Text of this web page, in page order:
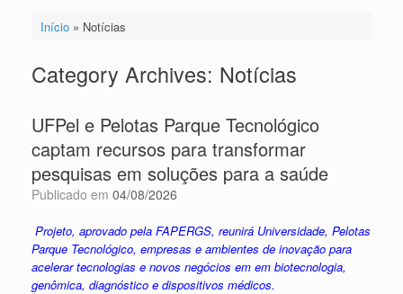
Início» Notícias
Category Archives: Notícias
UFPel e Pelotas Parque Tecnológico
captam recursos para transformar
pesquisas em soluções para a saúde
Publicado em 04/08/2026
Projeto, aprovado pela FAPERGS, reunirá Universidade, Pelotas
Parque Tecnológico, empresas e ambientes de inovação para
acelerar tecnologias e novos negócios em em biotecnologia,
genômica, diagnóstico e dispositivos médicos.